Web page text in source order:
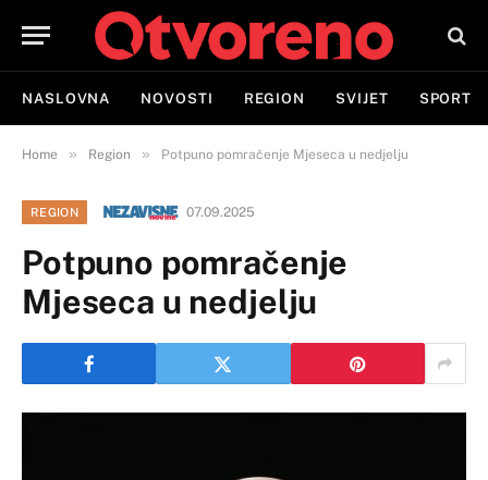
NASLOVNA NOVOSTI REGION SVIJET SPORT
Home » Region » Potpuno pomračenje Mjeseca u nedjelju
REGION 07.09.2025
Potpuno pomračenje
Mjeseca u nedjelju